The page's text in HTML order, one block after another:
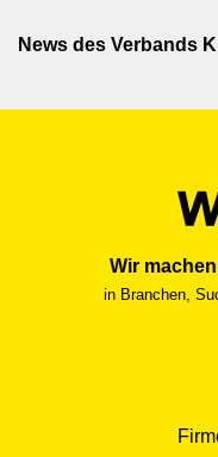
News des Verbands
Wir
in Branchen,